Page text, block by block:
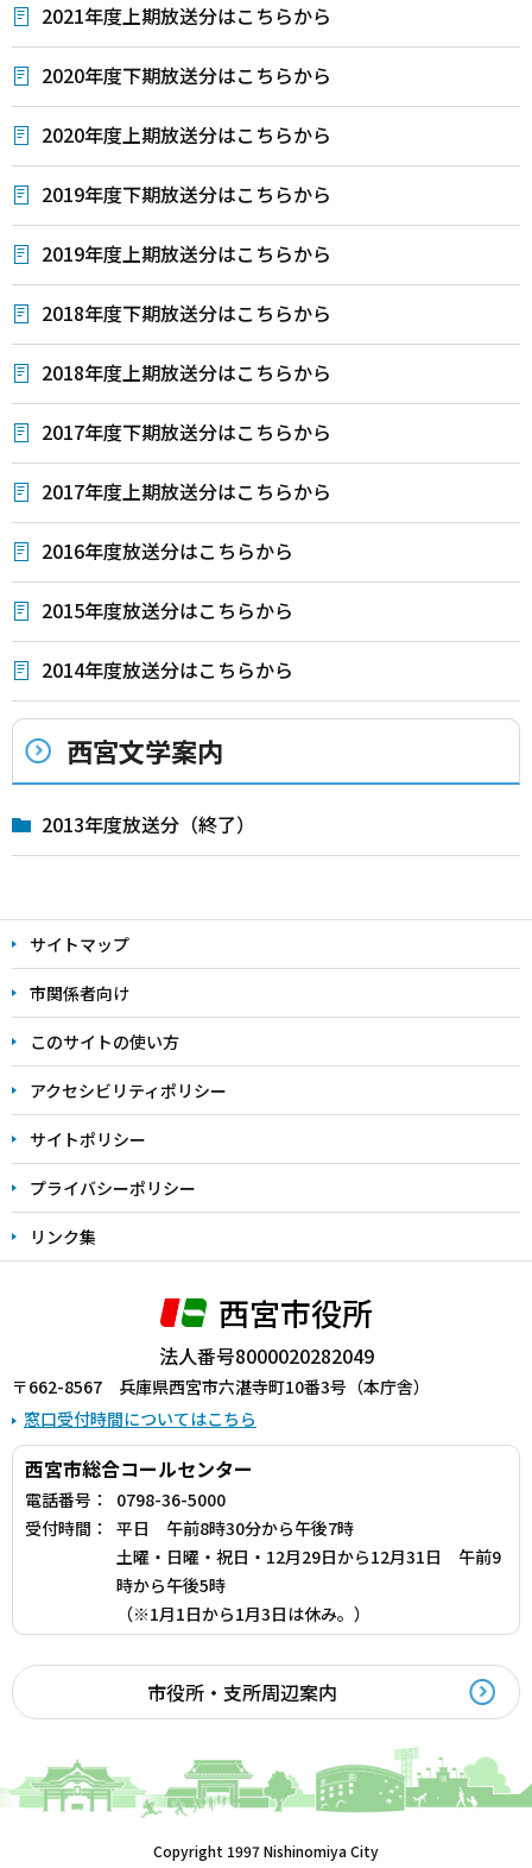
2021年度上期放送分はこちらから
2020年度下期放送分はこちらから
2020年度上期放送分はこちらから
2019年度下期放送分はこちらから
2019年度上期放送分はこちらから
2018年度下期放送分はこちらから
2018年度上期放送分はこちらから
2017年度下期放送分はこちらから
2017年度上期放送分はこちらから
2016年度放送分はこちらから
2015年度放送分はこちらから
2014年度放送分はこちらから
西宮文学案内
2013年度放送分（終了）
文
こ
こ
ま
で
サイトマップ
市関係者向け
このサイトの使い方
アクセシビリティポリシー
サイトポリシー
プライバシーポリシー
リンク集
西宮市役所
法人番号8000020282049
〒662-8567 兵庫県西宮市六湛寺町10番3号（本庁舎）
窓口受付時間についてはこちら
西宮市総合コールセンター
電話番号：
0798-36-5000
受付時間：
平日 午前8時30分から午後7時
土曜・日曜・祝日・12月29日から12月31日 午前9
時から午後5時
（※1月1日から1月3日は休み。）
市役所・支所周辺案内
Copyright 1997 Nishinomiya City